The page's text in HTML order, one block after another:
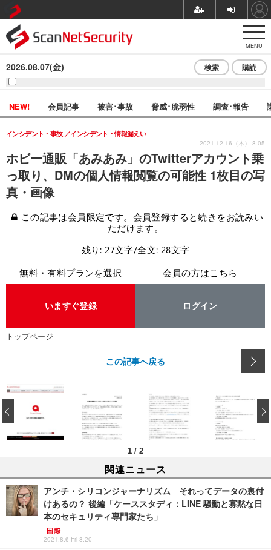
MENU
2026.08.07(金) 検索 購読
NEW! 会員記事 被害･事故 脅威･脆弱性 調査･報告
ホビー通販「あみあみ」のTwitterアカウント乗
っ取り、DMの個人情報閲覧の可能性 1枚目の写
真・画像
インシデント・事故 インシデント・情報漏えい
2021.12.16（木） 8:05
この記事は会員限定です。会員登録すると続きをお読みい
ただけます。
残り: 27文字/全文: 28文字
無料・有料プランを選択
いますぐ登録
会員の方はこちら
ログイン
トップページ
この記事へ戻る
1 / 2
‹
関連ニュース
アンチ・シリコンジャーナリズム それってデータの裏付
けあるの？ 後編「ケーススタディ：LINE 騒動と寡黙な日
本のセキュリティ専門家たち」
国際
2021.8.6 Fri 8:20